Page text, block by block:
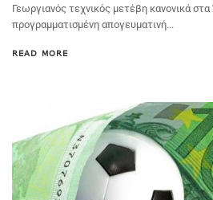
Γεωργιανός τεχνικός μετέβη κανονικά στα
προγραμματισμένη απογευματινή...
READ MORE